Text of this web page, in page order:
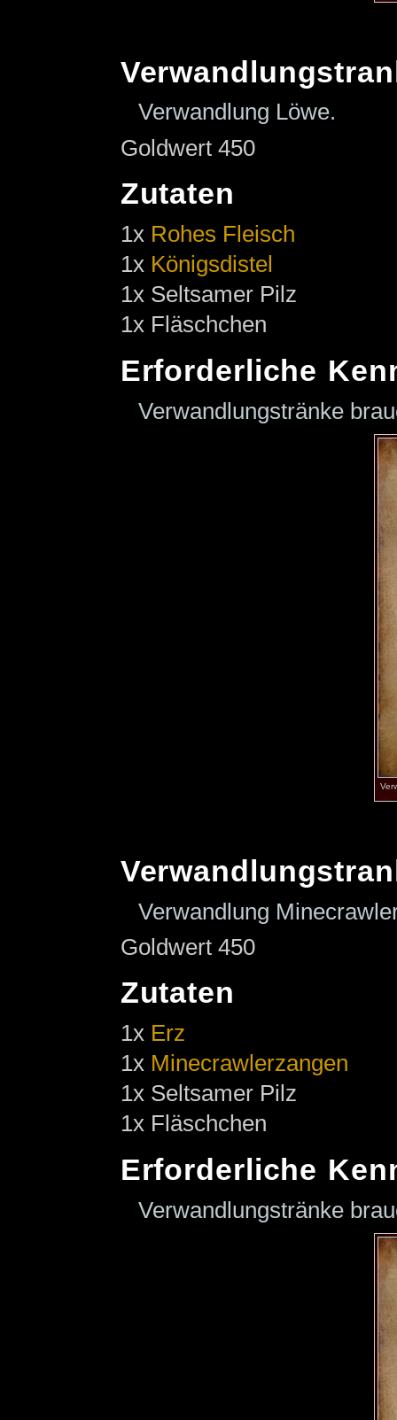
Verwandlung Löwe.
Goldwert 450
Zutaten
1x Rohes Fleisch
1x Königsdistel
1x Seltsamer Pilz
1x Fläschchen
Erforderliche
Verwandlungstränke
Verwandlung
Goldwert 450
Zutaten
1x Erz
1x Minecrawlerzangen
1x Seltsamer Pilz
1x Fläschchen
Erforderliche
Verwandlungstränke